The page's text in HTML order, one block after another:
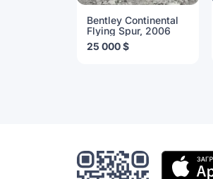
Bentley Continental
Flying Spur, 2006
25 000 $
Мобильное
приложение